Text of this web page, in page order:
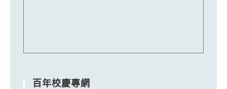
百年校慶專網